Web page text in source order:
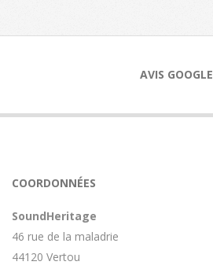
AVIS GOOGLE
COORDONNÉES
SoundHeritage
46 rue de la maladrie
44120 Vertou